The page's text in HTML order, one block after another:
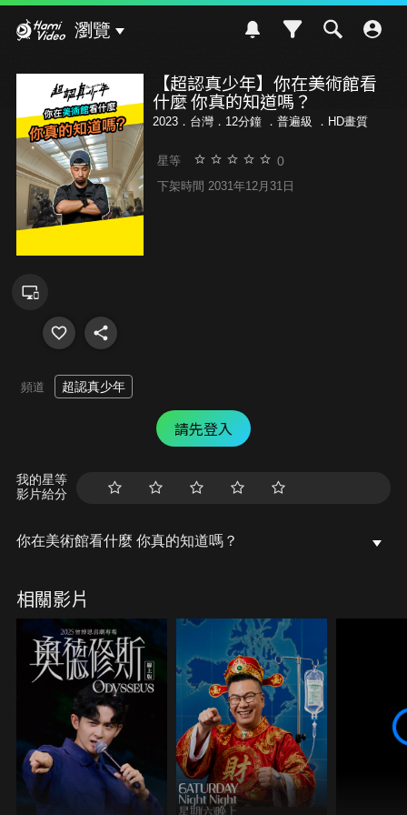
瀏覽
【超認真少年】你在美術館看
什麼 你真的知道嗎？
2023．台灣．12分鐘 ． 普遍級 ．HD畫質
星等 0
下架時間 2031年12月31日
頻道 超認真少年
請先登入
我的星等
影片給分
你在美術館看什麼 你真的知道嗎？
相關影片